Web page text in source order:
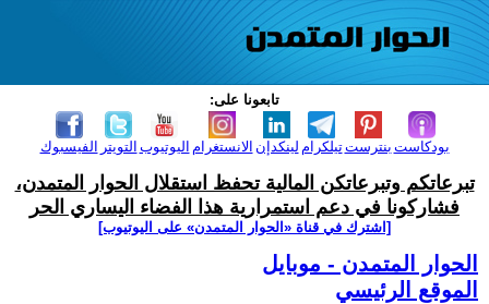
تابعونا على:
الفيسبوك التويتر اليوتيوب الانستغرام لينكدإن تيلكرامبنترست بودكاست
تبرعاتكم وتبرعاتكن المالية تحفظ استقلال الحوار المتمدن،
فشاركونا في دعم استمرارية هذا الفضاء اليساري الحر
[اشترك في قناة ‫«الحوار المتمدن» على اليوتيوب]
الحوار المتمدن - موبايل
الموقع الرئيسي